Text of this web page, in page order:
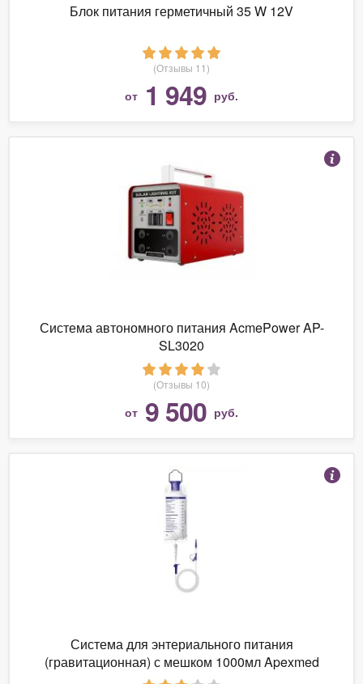
Блок питания герметичный 35 W 12V
(Отзывы 11)
от 1 949 руб.
Система автономного питания AcmePower AP-
SL3020
(Отзывы 10)
от 9 500 руб.
Система для энтериального питания
(гравитационная) с мешком 1000мл Apexmed